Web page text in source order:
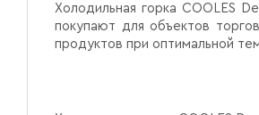
Холодильная горка COOLES
покупают для объектов
продуктов при оптимальной